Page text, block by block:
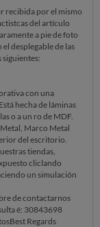
recibida por el mismo
del artículo
a pie de foto
desplegable de las
siguientes:
con una
hecha de láminas
o a un ro de MDF.
Marco Metal
del escritorio.
tiendas,
cliclando
un simulación
de contactarnos
é: 30843698
Regards